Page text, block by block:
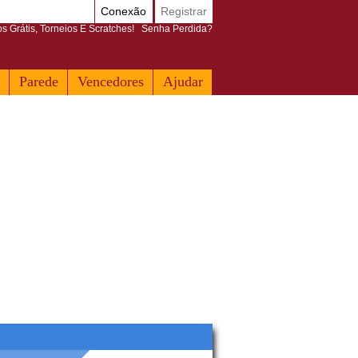
Parede Vencedores Ajudar
Conexão Registrar
Grátis, Torneios E Scratches! Senha Perdida?